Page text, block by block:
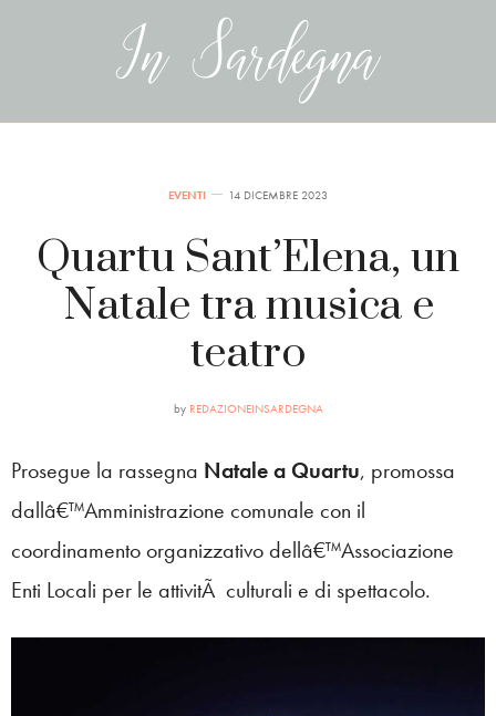
EVENTI 14 DICEMBRE 2023
Quartu Sant’Elena, un
Natale tra musica e
teatro
by REDAZIONEINSARDEGNA
Prosegue la rassegna Natale a Quartu, promossa
dallâ€™Amministrazione comunale con il
coordinamento organizzativo dellâ€™Associazione
Enti Locali per le attivitÃ culturali e di spettacolo.